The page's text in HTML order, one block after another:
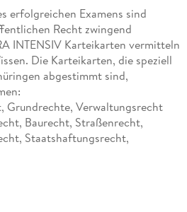
erfolgreichen Examens sind
Recht zwingend
INTENSIV Karteikarten vermitteln
Die Karteikarten, die speziell
abgestimmt sind,
Grundrechte, Verwaltungsrecht
Baurecht, Straßenrecht,
Staatshaftungsrecht,